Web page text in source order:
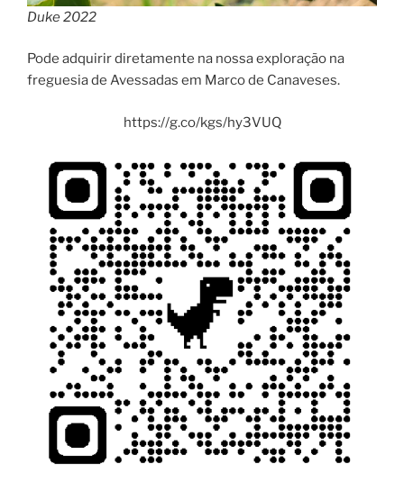
Duke 2022
Pode adquirir diretamente na nossa exploração na
freguesia de Avessadas em Marco de Canaveses.
https://g.co/kgs/hy3VUQ